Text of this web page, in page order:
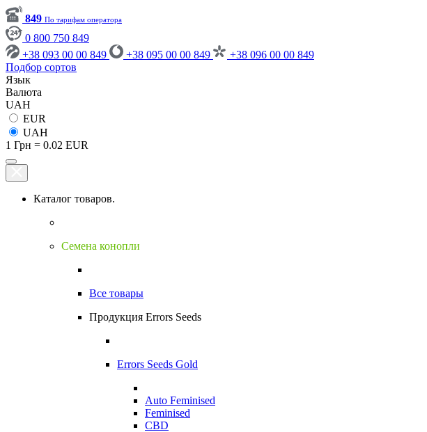
849 По тарифам оператора
0 800 750 849
+38 093 00 00 849
+38 095 00 00 849
+38 096 00 00 849
Подбор сортов
Язык
Валюта
UAH
EUR
UAH
1 Грн = 0.02 EUR
Каталог товаров.
Семена конопли
Все товары
Продукция Errors Seeds
Errors Seeds Gold
Auto Feminised
Feminised
CBD